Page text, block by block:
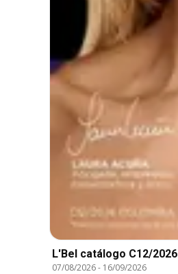
L'Bel catálogo C12/2026
07/08/2026- 16/09/2026